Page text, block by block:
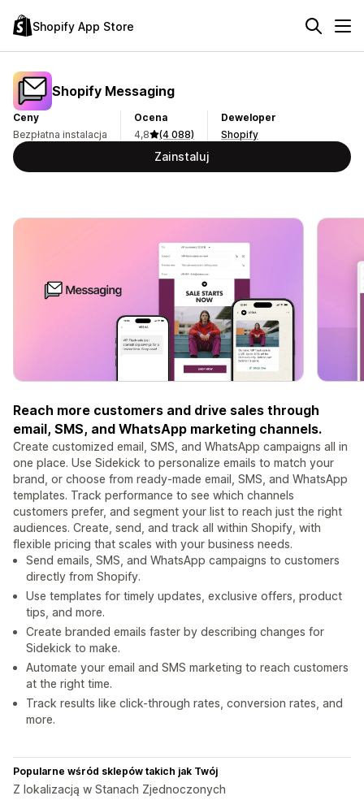
Shopify App Store
Shopify Messaging
Ceny
Bezpłatna instalacja
Ocena
4,8
(4 088)
Deweloper
Shopify
Zainstaluj
Reach more customers and drive sales through
email, SMS, and WhatsApp marketing channels.
Create customized email, SMS, and WhatsApp campaigns all in
one place. Use Sidekick to personalize emails to match your
brand, or choose from ready-made email, SMS, and WhatsApp
templates. Track performance to see which channels
customers prefer, and segment your list to reach just the right
audiences. Create, send, and track all within Shopify, with
flexible pricing that scales with your business needs.
Send emails, SMS, and WhatsApp campaigns to customers
directly from Shopify.
Use templates for timely updates, exclusive offers, product
tips, and more.
Create branded emails faster by describing changes for
Sidekick to make.
Automate your email and SMS marketing to reach customers
at the right time.
Track results like click-through rates, conversion rates, and
more.
Popularne wśród sklepów takich jak Twój
Z lokalizacją w Stanach Zjednoczonych